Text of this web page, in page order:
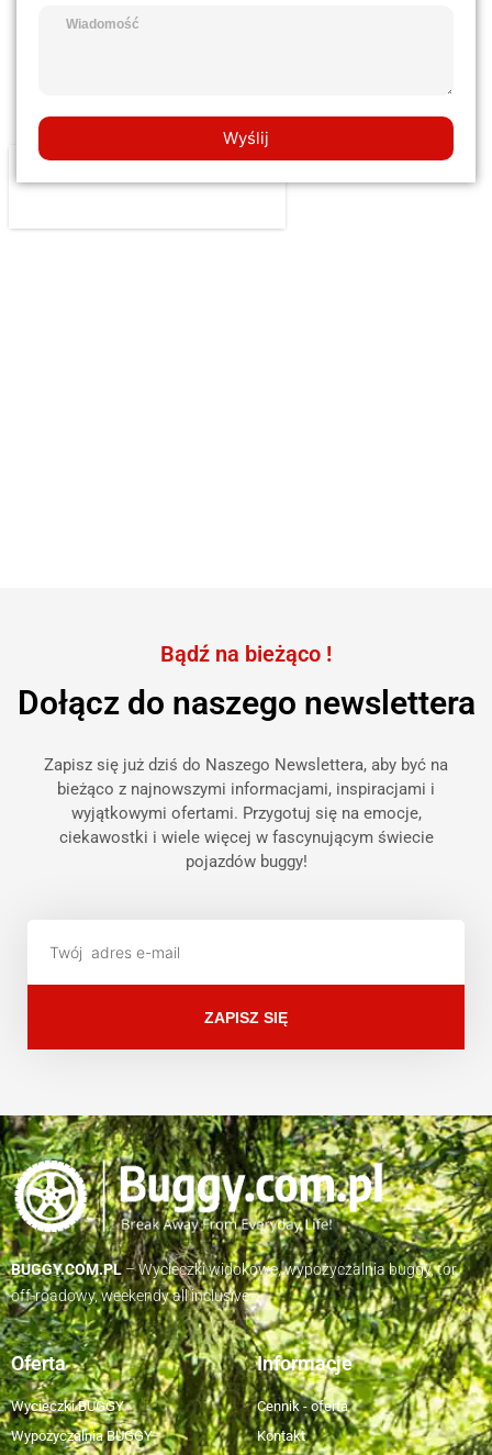
Wyślij
Bądź na bieżąco !
Dołącz do naszego newslettera
Zapisz się już dziś do Naszego Newslettera, aby być na
bieżąco z najnowszymi informacjami, inspiracjami i
wyjątkowymi ofertami. Przygotuj się na emocje,
ciekawostki i wiele więcej w fascynującym świecie
pojazdów buggy!
ZAPISZ SIĘ
BUGGY.COM.PL– Wycieczki widokowe, wypożyczalnia buggy, tor
off-roadowy, weekendy all inclusive
Oferta
Wycieczki BUGGY
Wypożyczalnia BUGGY
Informacje
Cennik - oferta
Kontakt